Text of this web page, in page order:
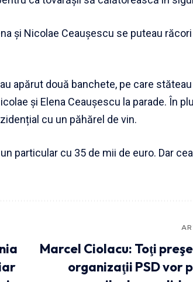
și Nicolae Ceaușescu se puteau
apărut două banchete, pe care
și Elena Ceaușescu la parade. În
cu un păhărel de vin.
particular cu 35 de mii de euro. Dar
Marcel Ciolacu: Toţi
organizaţii PSD vor